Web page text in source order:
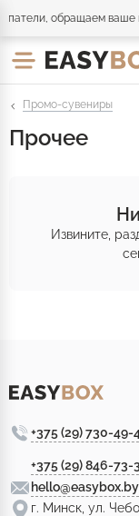
обращаем ваше
Промо-сувениры
Прочее
Извините,
+375 (29) 730-49-
+375 (29) 846-73-
hello@easybox.by
г. Минск, ул.